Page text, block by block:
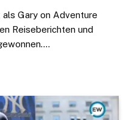
Gary on Adventure
Reiseberichten und